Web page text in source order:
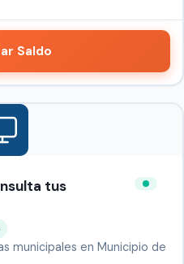
Saldo
tus
municipales en Municipio de